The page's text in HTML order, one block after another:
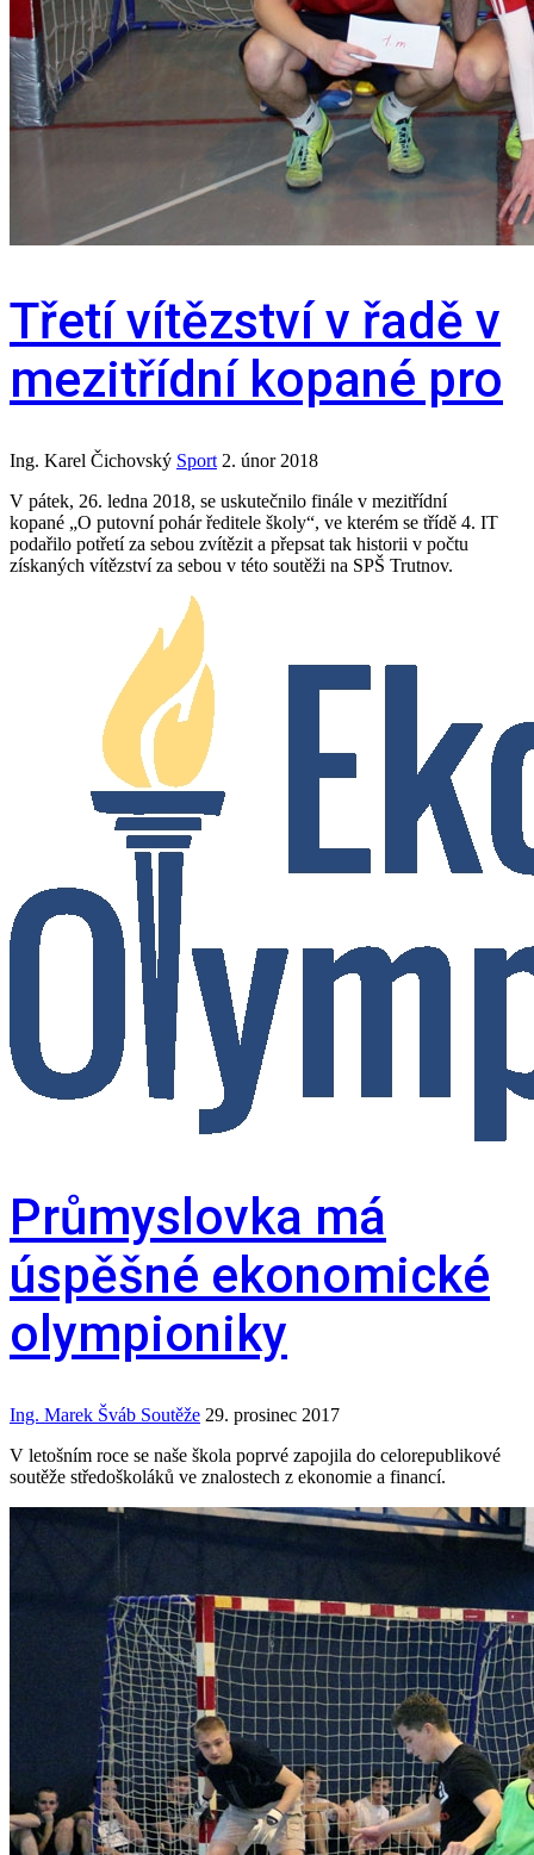
Třetí vítězství v řadě v
mezitřídní kopané pro
Ing. Karel Čichovský Sport 2. únor 2018
V pátek, 26. ledna 2018, se uskutečnilo finále v mezitřídní
kopané „O putovní pohár ředitele školy“, ve kterém se třídě 4. IT
podařilo potřetí za sebou zvítězit a přepsat tak historii v počtu
získaných vítězství za sebou v této soutěži na SPŠ Trutnov.
Průmyslovka má
úspěšné ekonomické
olympioniky
Ing. Marek Šváb Soutěže 29. prosinec 2017
V letošním roce se naše škola poprvé zapojila do celorepublikové
soutěže středoškoláků ve znalostech z ekonomie a financí.